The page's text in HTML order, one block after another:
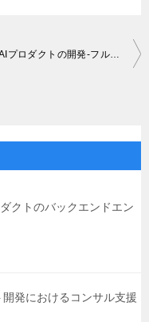
生成AIプロダクトの開発-フルスタックエンジニア
クトのバックエンドエン
発におけるコンサル支援